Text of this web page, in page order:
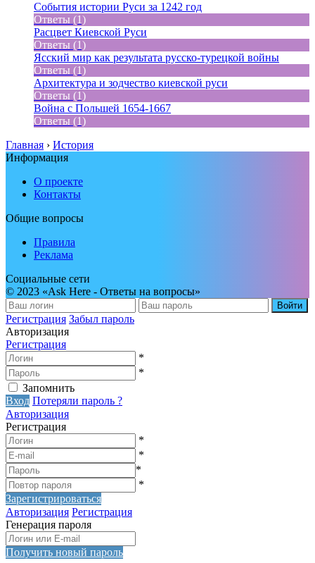
События истории Руси за 1242 год
Ответы (1)
Расцвет Киевской Руси
Ответы (1)
Ясский мир как результата русско-турецкой войны
Ответы (1)
Архитектура и зодчество киевской руси
Ответы (1)
Война с Польшей 1654-1667
Ответы (1)
Главная › История
Информация
О проекте
Контакты
Общие вопросы
Правила
Реклама
Социальные сети
© 2023 «Ask Here - Ответы на вопросы»
Войти
Регистрация Забыл пароль
Авторизация
Регистрация
*
*
Запомнить
Вход Потеряли пароль ?
Авторизация
Регистрация
*
*
*
*
Зарегистрироваться
Авторизация Регистрация
Генерация пароля
Получить новый пароль